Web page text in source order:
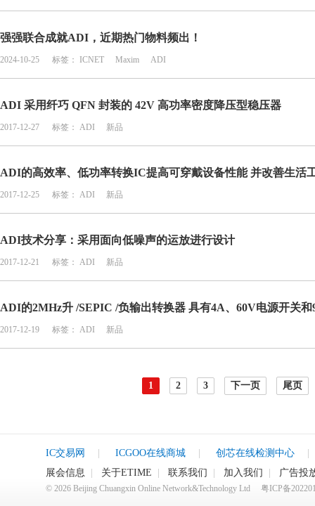
强强联合成就ADI，近期热门物料频出！
2024-10-25 标签： ICNET Maxim ADI
ADI 采用纤巧 QFN 封装的 42V 高功率密度降压型稳压器
2017-12-27 标签： ADI 新品
ADI的高效率、低功率转换IC提高可穿戴设备性能 并改善生活
2017-12-25 标签： ADI 新品
ADI技术分享：采用面向低噪声的运放进行设计
2017-12-21 标签： ADI 新品
ADI的2MHz升 /SEPIC /负输出转换器 具有4A、60V电源开关和
2017-12-19 标签： ADI 新品
1 2 3 下一页 尾页
IC交易网 ICGOO在线商城 创芯在线检测中心
展会信息
关于ETIME 联系我们 加入我们 广告投
© 2026 Beijing Chuangxin Online Network&Technology Ltd 粤ICP备